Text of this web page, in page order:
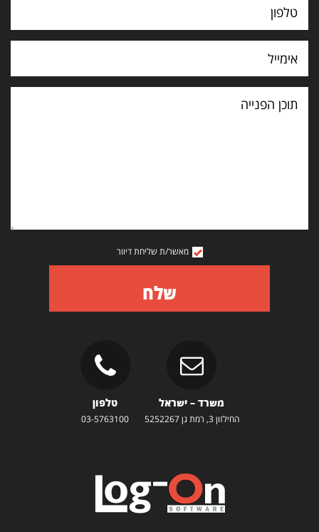
תוכן
הפנייה
מאשר/ת שליחת דיוור
שלח
משרד – ישראל
החילזון 3, רמת גן 5252267
טלפון
03-5763100